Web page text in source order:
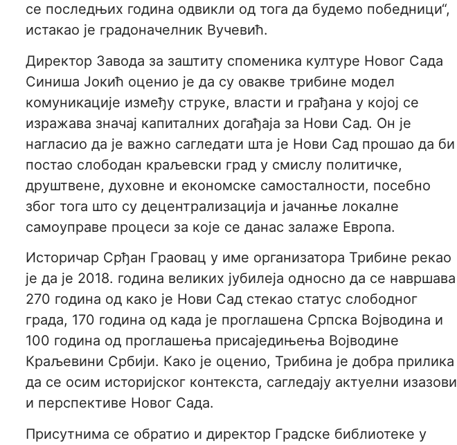
се последњих година одвикли од тога да будемо победници“,
истакао је градоначелник Вучевић.
Директор Завода за заштиту споменика културе Новог Сада
Синиша Јокић оценио је да су овакве трибине модел
комуникације између струке, власти и грађана у којој се
изражава значај капиталних догађаја за Нови Сад. Он је
нагласио да је важно сагледати шта је Нови Сад прошао да би
постао слободан краљевски град у смислу политичке,
друштвене, духовне и економске самосталности, посебно
због тога што су децентрализација и јачанње локалне
самоуправе процеси за које се данас залаже Европа.
Историчар Срђан Граовац у име организатора Трибине рекао
је да је 2018. година великих јубилеја односно да се навршава
270 година од како је Нови Сад стекао статус слободног
града, 170 година од када је проглашена Српска Војводина и
100 година од проглашења присаједињења Војводине
Краљевини Србији. Како је оценио, Трибина је добра прилика
да се осим историјског контекста, сагледају актуелни изазови
и перспективе Новог Сада.
Присутнима се обратио и директор Градске библиотеке у